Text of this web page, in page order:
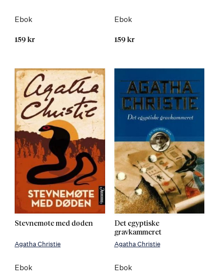
Ebok
159 kr
Ebok
159 kr
Stevnemøte med døden
Agatha Christie
Ebok
Det egyptiske
gravkammeret
Agatha Christie
Ebok